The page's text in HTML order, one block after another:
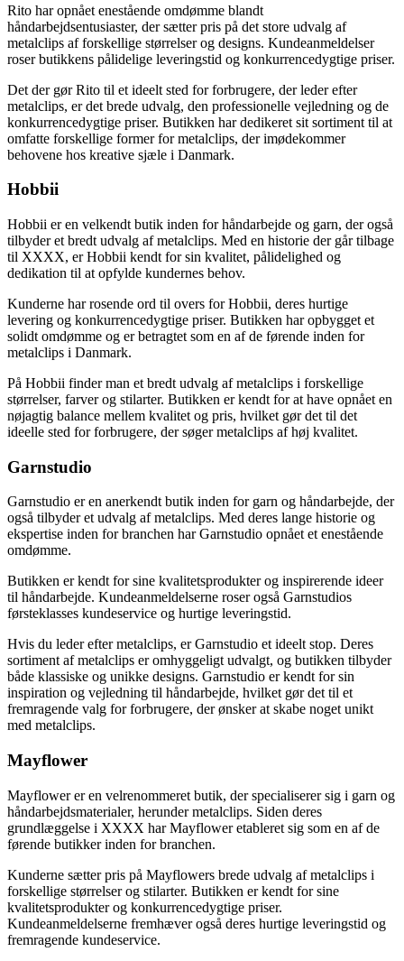
Rito har opnået enestående omdømme blandt
håndarbejdsentusiaster, der sætter pris på det store udvalg af
metalclips af forskellige størrelser og designs. Kundeanmeldelser
roser butikkens pålidelige leveringstid og konkurrencedygtige priser.
Det der gør Rito til et ideelt sted for forbrugere, der leder efter
metalclips, er det brede udvalg, den professionelle vejledning og de
konkurrencedygtige priser. Butikken har dedikeret sit sortiment til at
omfatte forskellige former for metalclips, der imødekommer
behovene hos kreative sjæle i Danmark.
Hobbii
Hobbii er en velkendt butik inden for håndarbejde og garn, der også
tilbyder et bredt udvalg af metalclips. Med en historie der går tilbage
til XXXX, er Hobbii kendt for sin kvalitet, pålidelighed og
dedikation til at opfylde kundernes behov.
Kunderne har rosende ord til overs for Hobbii, deres hurtige
levering og konkurrencedygtige priser. Butikken har opbygget et
solidt omdømme og er betragtet som en af de førende inden for
metalclips i Danmark.
På Hobbii finder man et bredt udvalg af metalclips i forskellige
størrelser, farver og stilarter. Butikken er kendt for at have opnået en
nøjagtig balance mellem kvalitet og pris, hvilket gør det til det
ideelle sted for forbrugere, der søger metalclips af høj kvalitet.
Garnstudio
Garnstudio er en anerkendt butik inden for garn og håndarbejde, der
også tilbyder et udvalg af metalclips. Med deres lange historie og
ekspertise inden for branchen har Garnstudio opnået et enestående
omdømme.
Butikken er kendt for sine kvalitetsprodukter og inspirerende ideer
til håndarbejde. Kundeanmeldelserne roser også Garnstudios
førsteklasses kundeservice og hurtige leveringstid.
Hvis du leder efter metalclips, er Garnstudio et ideelt stop. Deres
sortiment af metalclips er omhyggeligt udvalgt, og butikken tilbyder
både klassiske og unikke designs. Garnstudio er kendt for sin
inspiration og vejledning til håndarbejde, hvilket gør det til et
fremragende valg for forbrugere, der ønsker at skabe noget unikt
med metalclips.
Mayflower
Mayflower er en velrenommeret butik, der specialiserer sig i garn og
håndarbejdsmaterialer, herunder metalclips. Siden deres
grundlæggelse i XXXX har Mayflower etableret sig som en af de
førende butikker inden for branchen.
Kunderne sætter pris på Mayflowers brede udvalg af metalclips i
forskellige størrelser og stilarter. Butikken er kendt for sine
kvalitetsprodukter og konkurrencedygtige priser.
Kundeanmeldelserne fremhæver også deres hurtige leveringstid og
fremragende kundeservice.